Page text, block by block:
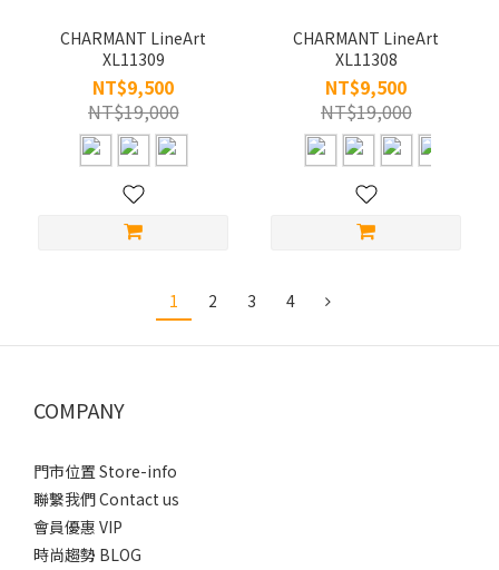
CHARMANT LineArt
XL11309
NT$9,500
NT$19,000
CHARMANT LineArt
XL11308
NT$9,500
NT$19,000
1 2 3 4
COMPANY
門市位置 Store-info
聯繫我們 Contact us
會員優惠 VIP
時尚趨勢 BLOG